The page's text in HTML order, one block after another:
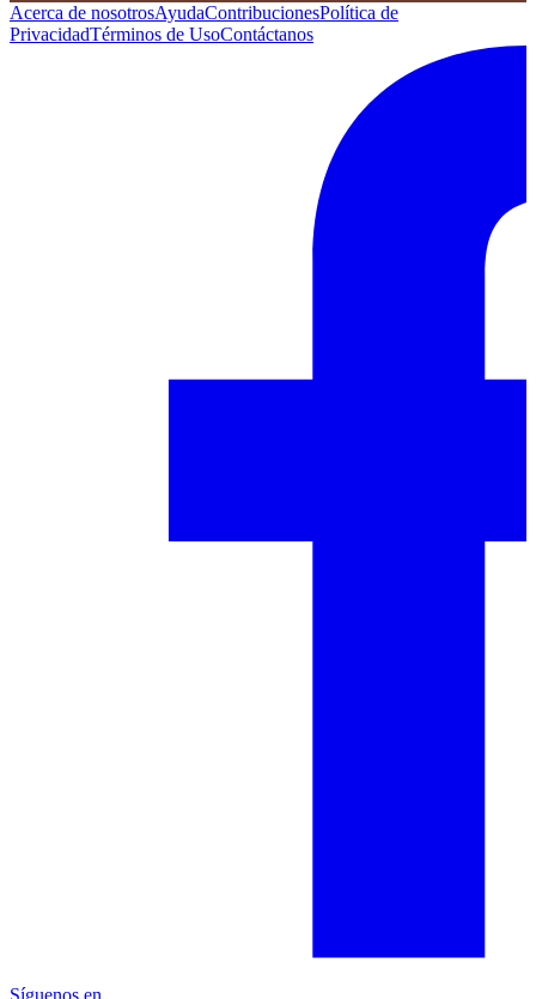
Acerca de nosotrosAyudaContribucionesPolítica de
PrivacidadTérminos de UsoContáctanos